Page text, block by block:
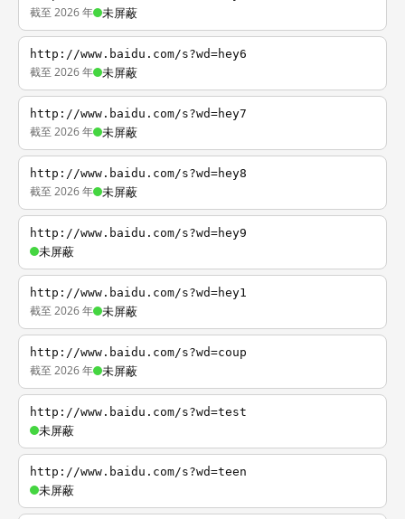
截至 2026 年 未屏蔽
http://www.baidu.com/s?wd=hey6
截至 2026 年 未屏蔽
http://www.baidu.com/s?wd=hey7
截至 2026 年 未屏蔽
http://www.baidu.com/s?wd=hey8
截至 2026 年 未屏蔽
http://www.baidu.com/s?wd=hey9
未屏蔽
http://www.baidu.com/s?wd=hey1
截至 2026 年 未屏蔽
http://www.baidu.com/s?wd=coup
截至 2026 年 未屏蔽
http://www.baidu.com/s?wd=test
未屏蔽
http://www.baidu.com/s?wd=teen
未屏蔽